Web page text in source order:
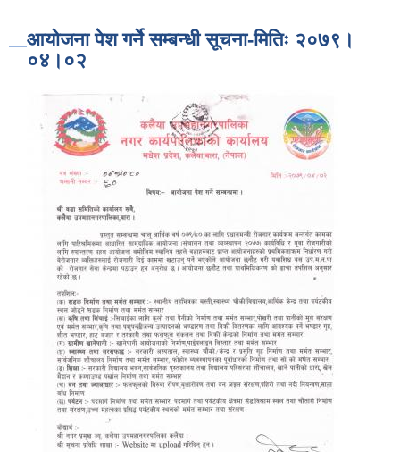
आयोजना पेश गर्ने सम्बन्धी सूचना-मितिः २०७९।
०४।०२